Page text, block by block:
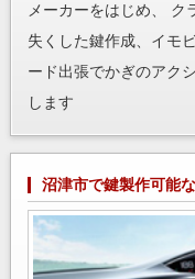
メーカーをはじめ、
失くした鍵作成、イモ
ード出張でかぎのアク
します
沼津市で鍵製作可能